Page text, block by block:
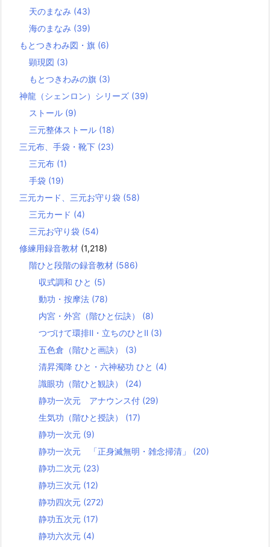
天のまなみ (43)
海のまなみ (39)
もとつきわみ図・旗 (6)
顕現図 (3)
もとつきわみの旗 (3)
神龍（シェンロン）シリーズ (39)
ストール (9)
三元整体ストール (18)
三元布、手袋・靴下 (23)
三元布 (1)
手袋 (19)
三元カード、三元お守り袋 (58)
三元カード (4)
三元お守り袋 (54)
修練用録音教材 (1,218)
階ひと段階の録音教材 (586)
収式調和 ひと (5)
動功・按摩法 (78)
内宮・外宮（階ひと伝訣） (8)
つづけて環排Ⅱ・立ちのひとⅡ (3)
五色倉（階ひと画訣） (3)
清昇濁降 ひと・六神秘功 ひと (4)
識眼功（階ひと観訣） (24)
静功一次元 アナウンス付 (29)
生気功（階ひと授訣） (17)
静功一次元 (9)
静功一次元 「正身滅無明・雑念掃清」 (20)
静功二次元 (23)
静功三次元 (12)
静功四次元 (272)
静功五次元 (17)
静功六次元 (4)